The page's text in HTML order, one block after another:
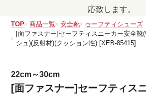
応致します。
TOP 商品一覧 安全靴
セーフティシューズ
[面ファスナー]セーフティスニーカー安全靴
シュ)(反射材)(クッション性) [XEB-85415]
22cm～30cm
[面ファスナー]セーフティス